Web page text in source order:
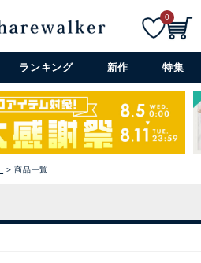
詳細検索+
0
ランキング 新作 特集
商品一覧